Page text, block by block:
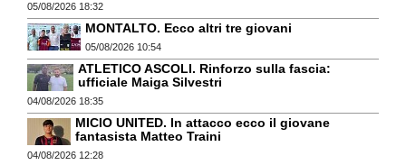
05/08/2026 18:32
MONTALTO. Ecco altri tre giovani
05/08/2026 10:54
ATLETICO ASCOLI. Rinforzo sulla fascia:
ufficiale Maiga Silvestri
04/08/2026 18:35
MICIO UNITED. In attacco ecco il giovane
fantasista Matteo Traini
04/08/2026 12:28